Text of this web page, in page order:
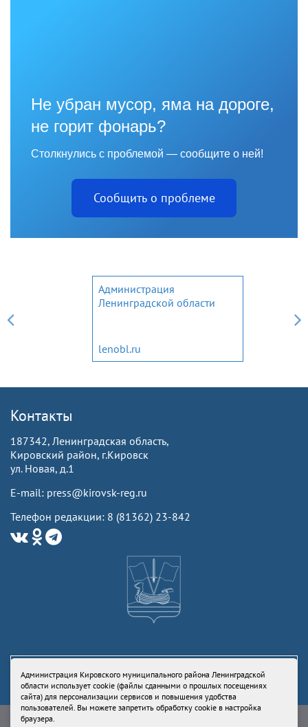
Не убран мусор, яма на дороге,
не горит фонарь?
Столкнулись с проблемой — сообщите о ней!
Сообщить о проблеме
Законодательное собрание
Ленинградской области
www.lenoblzaks.ru
Контакты
187342, Ленинградская область,
Кировский район, г.Кировск
ул. Новая, д.1
E-mail: press@kirovsk-reg.ru
Телефон редакции: 8 (81362) 23-842
Свидетельство Роскомнадзора ЭЛ № ФС77-73336 от 24 июля 2018
Администрация Кировского муниципального района Ленинградской
области использует cookie (файлы сданными о прошлых посещениях
сайта) для персонализации сервисов и повышения удобства
пользователей. Вы можете запретить обработку cookie в настройка
браузера.